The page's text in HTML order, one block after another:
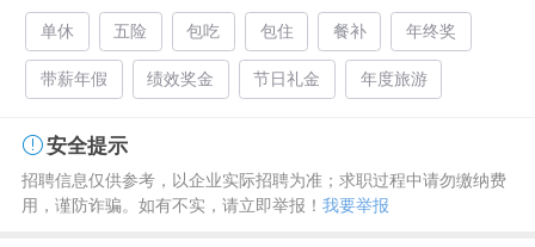
单休 五险 包吃 包住 餐补 年终奖
带薪年假 绩效奖金 节日礼金 年度旅游
安全提示
招聘信息仅供参考，以企业实际招聘为准；求职过程中请勿缴纳费
用，谨防诈骗。如有不实，请立即举报！ 我要举报